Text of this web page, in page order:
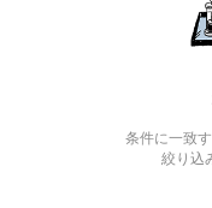
条件に一致
絞り込